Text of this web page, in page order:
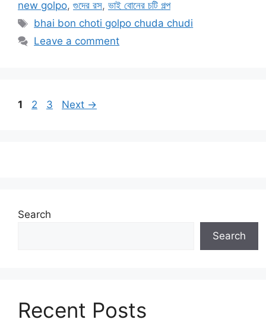
new golpo, গুদের রস, ভাই বোনের চটি গল্প
Tags
bhai bon choti golpo chuda chudi
Leave a comment
Page
1 Page
2 Page
3 Next →
Search
Search
Recent Posts